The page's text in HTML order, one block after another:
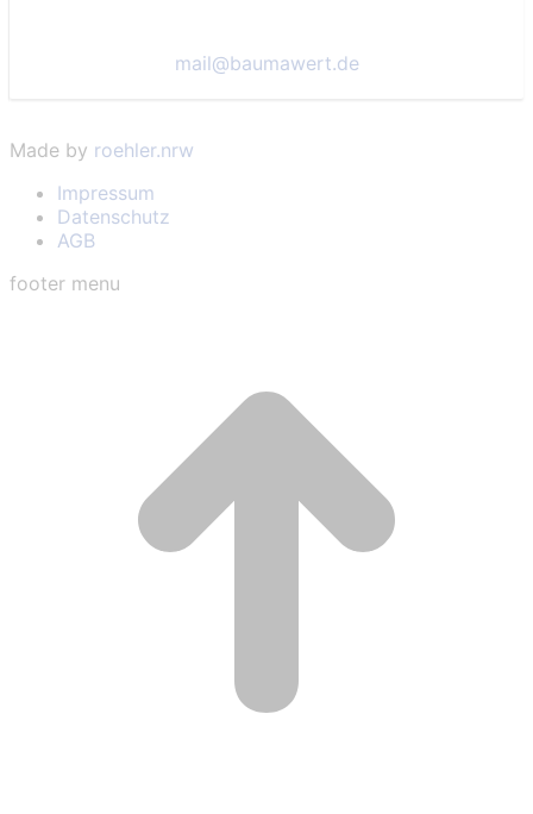
mail@baumawert.de
Made by roehler.nrw
Impressum
Datenschutz
AGB
footer menu